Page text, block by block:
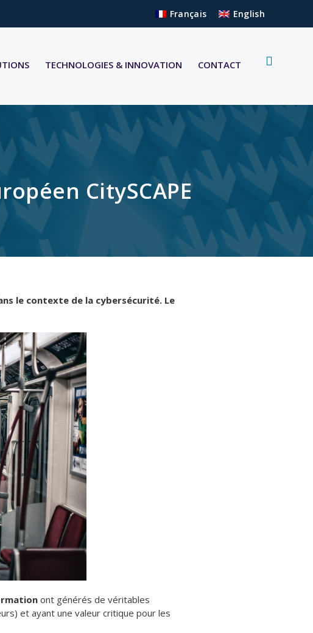
Français English
TECHNOLOGIES & INNOVATION CONTACT
CitySCAPE
le contexte de la cybersécurité. Le
ont générés de véritables
et ayant une valeur critique pour les